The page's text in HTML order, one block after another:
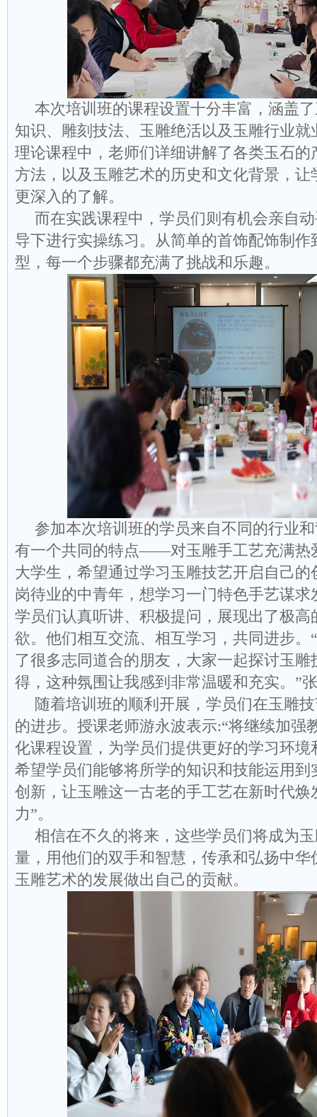
本次培训班的课程设置十分丰富，涵盖
知识、雕刻技法、玉雕绝活以及玉雕行业就
理论课程中，老师们详细讲解了各类玉石的
方法，以及玉雕艺术的历史和文化背景，让
更深入的了解。
而在实践课程中，学员们则有机会亲自
导下进行实操练习。从简单的首饰配饰制作
型，每一个步骤都充满了挑战和乐趣。
参加本次培训班的学员来自不同的行业
有一个共同的特点——对玉雕手工艺充满热
大学生，希望通过学习玉雕技艺开启自己的
岗待业的中青年，想学习一门特色手艺谋求
学员们认真听讲、积极提问，展现出了极高
欲。他们相互交流、相互学习，共同进步。
了很多志同道合的朋友，大家一起探讨玉雕
得，这种氛围让我感到非常温暖和充实。”
随着培训班的顺利开展，学员们在玉雕
的进步。授课老师游永波表示:“将继续加强
化课程设置，为学员们提供更好的学习环境
希望学员们能够将所学的知识和技能运用到
创新，让玉雕这一古老的手工艺在新时代焕
力”。
相信在不久的将来，这些学员们将成为
量，用他们的双手和智慧，传承和弘扬中华
玉雕艺术的发展做出自己的贡献。